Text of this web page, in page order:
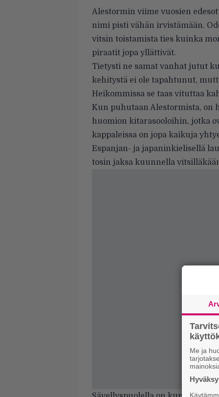
Alestormin viime vuosien
nimi pisti vähän irvistämään.
vitsin toistamista ties kuinka
piraatit jopa yllättivät.
Tietysti ne samat vanhat jutut
kehitystä ei ole tapahtunut,
Heikommissa se taas vituttaa
Kun puhutaan Alestormista, on
huomion kitarasooloihin, jotka
kappaleissa on jopa kaikuja
Espanjan- ja japaninkielisellä
tosin jaksa kuunnella
Me ja